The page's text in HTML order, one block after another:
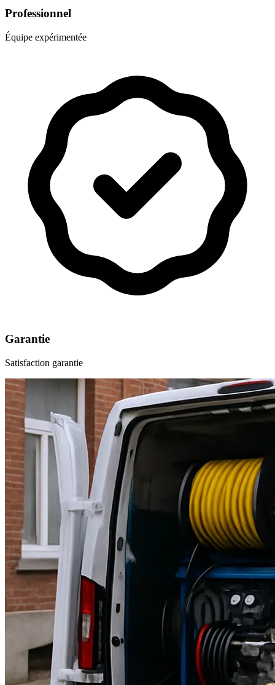
Professionnel
Équipe expérimentée
Garantie
Satisfaction garantie